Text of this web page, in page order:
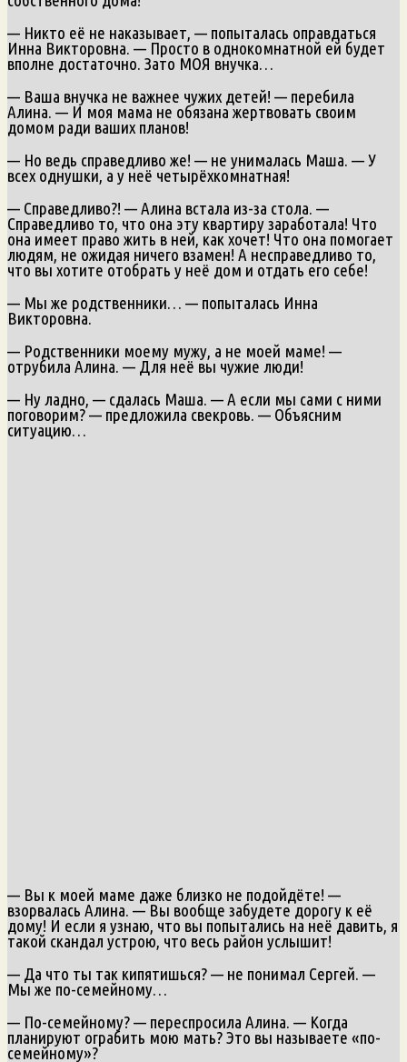
— Никто её не наказывает, — попыталась оправдаться
Инна Викторовна. — Просто в однокомнатной ей будет
вполне достаточно. Зато МОЯ внучка…
— Ваша внучка не важнее чужих детей! — перебила
Алина. — И моя мама не обязана жертвовать своим
домом ради ваших планов!
— Но ведь справедливо же! — не унималась Маша. — У
всех однушки, а у неё четырёхкомнатная!
— Справедливо?! — Алина встала из-за стола. —
Справедливо то, что она эту квартиру заработала! Что
она имеет право жить в ней, как хочет! Что она помогает
людям, не ожидая ничего взамен! А несправедливо то,
что вы хотите отобрать у неё дом и отдать его себе!
— Мы же родственники… — попыталась Инна
Викторовна.
— Родственники моему мужу, а не моей маме! —
отрубила Алина. — Для неё вы чужие люди!
— Ну ладно, — сдалась Маша. — А если мы сами с ними
поговорим? — предложила свекровь. — Объясним
ситуацию…
— Вы к моей маме даже близко не подойдёте! —
взорвалась Алина. — Вы вообще забудете дорогу к её
дому! И если я узнаю, что вы попытались на неё давить, я
такой скандал устрою, что весь район услышит!
— Да что ты так кипятишься? — не понимал Сергей. —
Мы же по-семейному…
— По-семейному? — переспросила Алина. — Когда
планируют ограбить мою мать? Это вы называете «по-
семейному»?